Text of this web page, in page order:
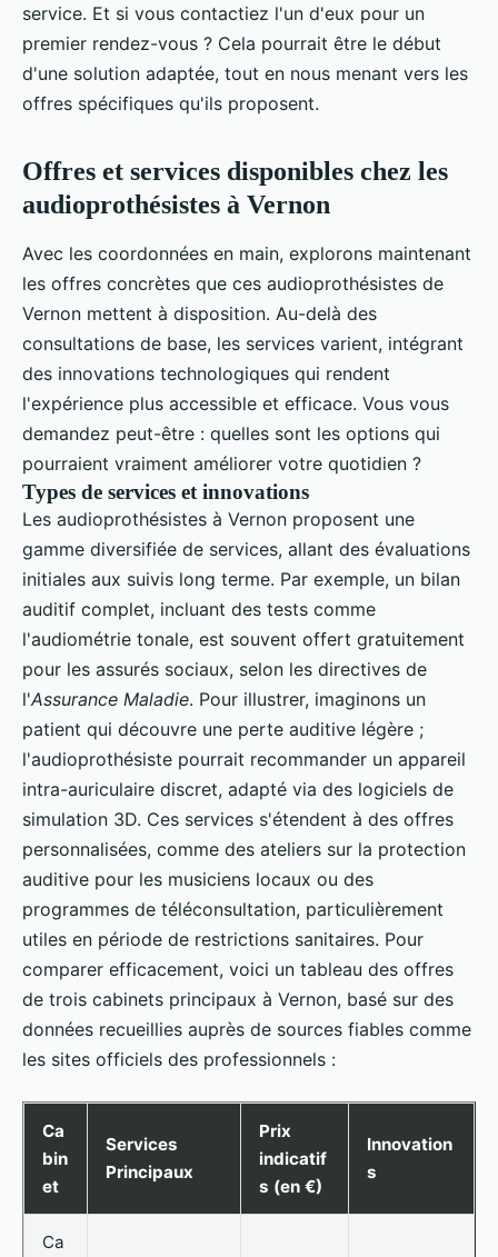
service. Et si vous contactiez l'un d'eux pour un
premier rendez-vous ? Cela pourrait être le début
d'une solution adaptée, tout en nous menant vers les
offres spécifiques qu'ils proposent.
Offres et services disponibles chez les
audioprothésistes à Vernon
Avec les coordonnées en main, explorons maintenant
les offres concrètes que ces audioprothésistes de
Vernon mettent à disposition. Au-delà des
consultations de base, les services varient, intégrant
des innovations technologiques qui rendent
l'expérience plus accessible et efficace. Vous vous
demandez peut-être : quelles sont les options qui
pourraient vraiment améliorer votre quotidien ?
Types de services et innovations
Les audioprothésistes à Vernon proposent une
gamme diversifiée de services, allant des évaluations
initiales aux suivis long terme. Par exemple, un bilan
auditif complet, incluant des tests comme
l'audiométrie tonale, est souvent offert gratuitement
pour les assurés sociaux, selon les directives de
l'Assurance Maladie. Pour illustrer, imaginons un
patient qui découvre une perte auditive légère ;
l'audioprothésiste pourrait recommander un appareil
intra-auriculaire discret, adapté via des logiciels de
simulation 3D. Ces services s'étendent à des offres
personnalisées, comme des ateliers sur la protection
auditive pour les musiciens locaux ou des
programmes de téléconsultation, particulièrement
utiles en période de restrictions sanitaires. Pour
comparer efficacement, voici un tableau des offres
de trois cabinets principaux à Vernon, basé sur des
données recueillies auprès de sources fiables comme
les sites officiels des professionnels :
Ca
bin
et
Services
Principaux
Prix
indicatif
s (en €)
Innovation
s
Ca